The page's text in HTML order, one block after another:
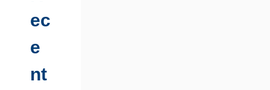
ec
e
nt